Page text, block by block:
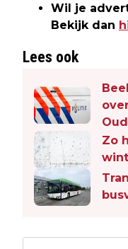
Wil je
Bekijk dan
Lees ook
Zo